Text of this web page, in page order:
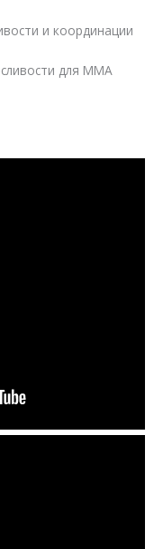
и координации
для MMА